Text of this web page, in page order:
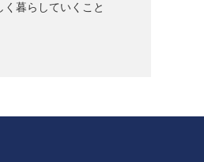
暮らしていくこと